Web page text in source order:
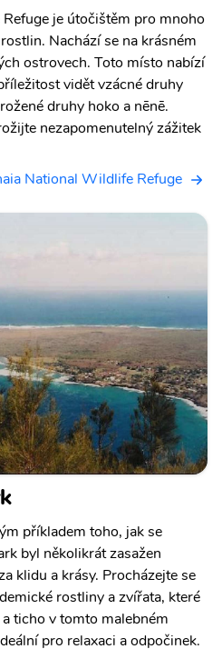
je útočištěm pro mnoho
Nachází se na krásném
ostrovech. Toto místo nabízí
vidět vzácné druhy
druhy hoko a nēnē.
nezapomenutelný zážitek
National Wildlife Refuge
příkladem toho, jak se
byl několikrát zasažen
klidu a krásy. Procházejte se
rostliny a zvířata, které
ticho v tomto malebném
pro relaxaci a odpočinek.